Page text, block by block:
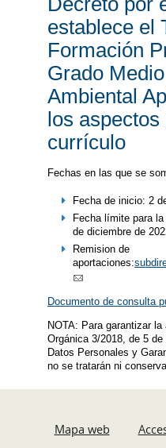
establece el
Formación
Grado
Ambiental
los aspectos
currículo
Fechas en las que se
Fecha de inicio: 2
Fecha límite para
de diciembre de
Remision de
aportaciones:
Documento de consulta
NOTA: Para garantizar
Orgánica 3/2018, de 5
Datos Personales y
no se tratarán ni
Mapa web